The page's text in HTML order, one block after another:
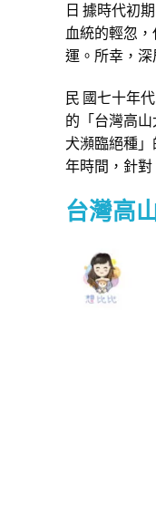
日 據時代初
血統的輕忽
運。所幸，
民 國七十年
的「台灣高
犬瀕臨絕種
年時間，針對
台灣高